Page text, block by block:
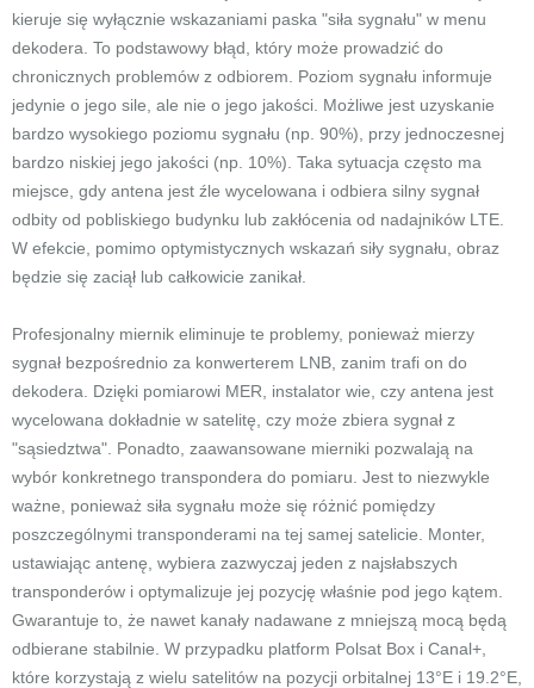
kieruje się wyłącznie wskazaniami paska "siła sygnału" w menu
dekodera. To podstawowy błąd, który może prowadzić do
chronicznych problemów z odbiorem. Poziom sygnału informuje
jedynie o jego sile, ale nie o jego jakości. Możliwe jest uzyskanie
bardzo wysokiego poziomu sygnału (np. 90%), przy jednoczesnej
bardzo niskiej jego jakości (np. 10%). Taka sytuacja często ma
miejsce, gdy antena jest źle wycelowana i odbiera silny sygnał
odbity od pobliskiego budynku lub zakłócenia od nadajników LTE.
W efekcie, pomimo optymistycznych wskazań siły sygnału, obraz
będzie się zaciął lub całkowicie zanikał.
Profesjonalny miernik eliminuje te problemy, ponieważ mierzy
sygnał bezpośrednio za konwerterem LNB, zanim trafi on do
dekodera. Dzięki pomiarowi MER, instalator wie, czy antena jest
wycelowana dokładnie w satelitę, czy może zbiera sygnał z
"sąsiedztwa". Ponadto, zaawansowane mierniki pozwalają na
wybór konkretnego transpondera do pomiaru. Jest to niezwykle
ważne, ponieważ siła sygnału może się różnić pomiędzy
poszczególnymi transponderami na tej samej satelicie. Monter,
ustawiając antenę, wybiera zazwyczaj jeden z najsłabszych
transponderów i optymalizuje jej pozycję właśnie pod jego kątem.
Gwarantuje to, że nawet kanały nadawane z mniejszą mocą będą
odbierane stabilnie. W przypadku platform Polsat Box i Canal+,
które korzystają z wielu satelitów na pozycji orbitalnej 13°E i 19.2°E,